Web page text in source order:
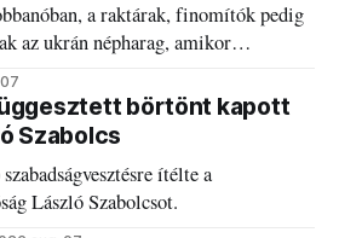
a raktárak, finomítók pedig
az ukrán népharag, amikor
börtönt kapott
Szabolcs
ítélte a
László Szabolcsot.